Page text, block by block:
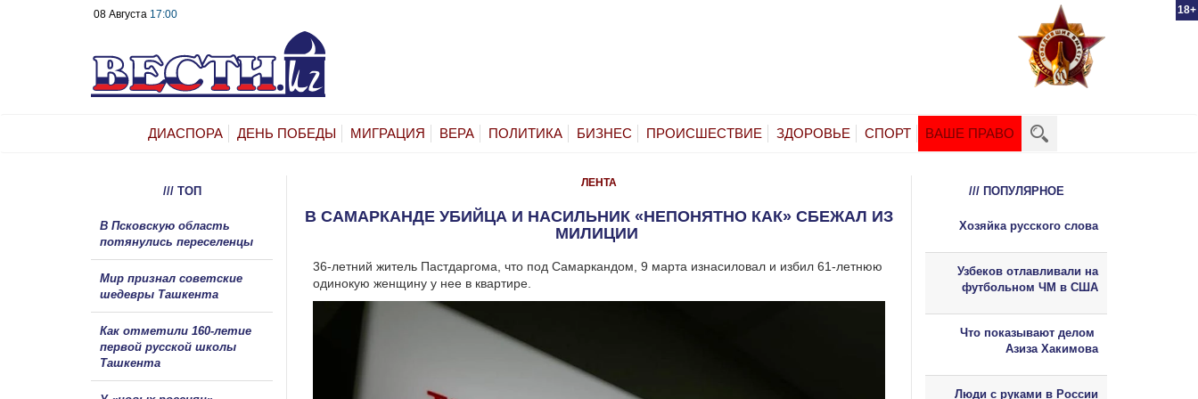
18+
08 Августа 17:00
ДИАСПОРА ДЕНЬ ПОБЕДЫ МИГРАЦИЯ ВЕРА ПОЛИТИКА БИЗНЕС ПРОИСШЕСТВИЕ ЗДОРОВЬЕ СПОРТ ВАШЕ ПРАВО
ЛЕНТА
В САМАРКАНДЕ УБИЙЦА И НАСИЛЬНИК «НЕПОНЯТНО КАК» СБЕЖАЛ ИЗ
МИЛИЦИИ
36-летний житель Пастдаргома, что под Самаркандом, 9 марта изнасиловал и избил 61-летнюю
одинокую женщину у нее в квартире.
/// ТОП
В Псковскую область
потянулись переселенцы
Мир признал советские
шедевры Ташкента
Как отметили 160-летие
первой русской школы
Ташкента
/// ПОПУЛЯРНОЕ
Хозяйка русского слова
Узбеков отлавливали на
футбольном ЧМ в США
Что показывают делом
Азиза Хакимова
Люди с руками в России